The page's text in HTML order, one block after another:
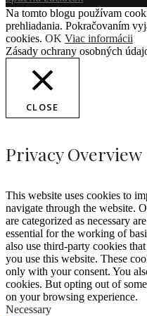
Na tomto blogu používam
prehliadania. Pokračovaním
cookies. OK Viac informácii
Zásady ochrany osobných
CLOSE
Privacy Overview
This website uses cookies to
navigate through the website.
are categorized as necessary
essential for the working of
also use third-party cookies
you use this website. These
only with your consent. You
cookies. But opting out of
on your browsing experience.
Necessary